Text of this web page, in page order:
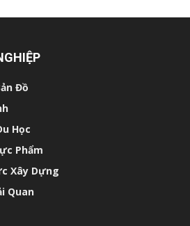
Đồ
Học
Phẩm
Xây Dựng
Quan